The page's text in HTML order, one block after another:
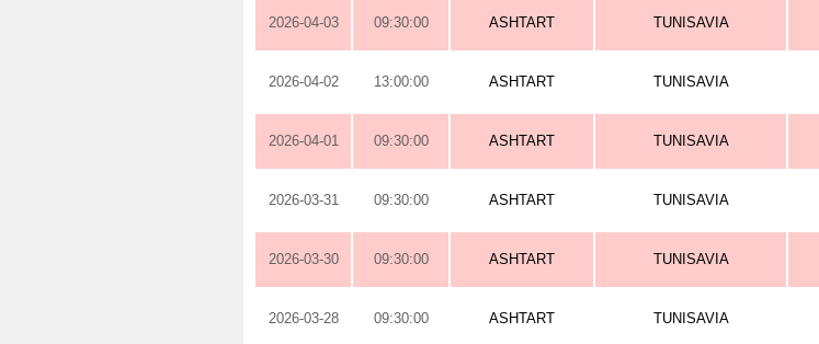
2026-04-03 09:30:00 ASHTART TUNISAVIA
2026-04-02 13:00:00 ASHTART TUNISAVIA
2026-04-01 09:30:00 ASHTART TUNISAVIA
2026-03-31 09:30:00 ASHTART TUNISAVIA
2026-03-30 09:30:00 ASHTART TUNISAVIA
2026-03-28 09:30:00 ASHTART TUNISAVIA